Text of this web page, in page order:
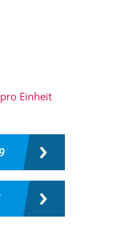
Einheit